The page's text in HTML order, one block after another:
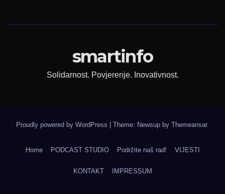
smartinfo
Solidarnost. Povjerenje. Inovativnost.
Proudly powered by WordPress | Theme: Newsup by Themeansar.
Home PODCAST STUDIO Podržite naš rad! VIJESTI
KONTAKT IMPRESSUM